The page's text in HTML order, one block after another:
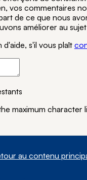
vos commentaires
de ce que nous
améliorer au
d'aide, s'il vous plaît
maximum character
au contenu